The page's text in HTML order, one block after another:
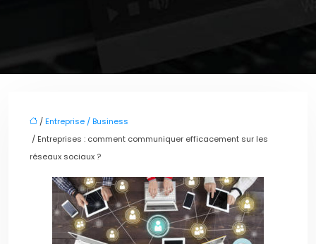
/Entreprise / Business
/ Entreprises : comment communiquer efficacement sur les
réseaux sociaux ?